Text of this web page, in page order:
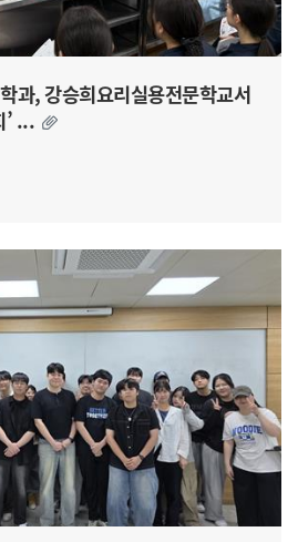
과, 강승희요리실용전문학교서
’ ...